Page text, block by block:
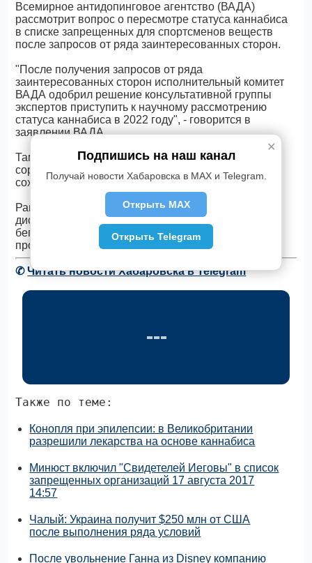
Всемирное антидопинговое агентство (ВАДА)
рассмотрит вопрос о пересмотре статуса каннабиса
в списке запрещенных для спортсменов веществ
после запросов от ряда заинтересованных сторон.
"После получения запросов от ряда
заинтересованных сторон исполнительный комитет
ВАДА одобрил решение консультативной группы
экспертов приступить к научному рассмотрению
статуса каннабиса в 2022 году", - говорится в
заявлении ВАДА.
Там также уточнили, что в настоящее время на
соревнованиях каннабис запрещен, и запрет
сохранится в 2022 году.
Ранее за употребление каннабиса была
дисквалифицирована 21-летняя американская
бегунья Ша'Кэрри Ричардсон. Из-за этого она
пропустила Олимпиаду в Токио.
✆Читать новости Хабаровска в Telegram
Также по теме:
Конопля при эпилепсии: в Великобритании
разрешили лекарства на основе каннабиса
Минюст включил "Свидетелей Иеговы" в список
запрещенных организаций 17 августа 2017
14:57
Чалый: Украина получит $250 млн от США
после выполнения ряда условий
После увольнение Ганна из Disney компанию
✕
Подпишись на наш канал
Получай новости Хабаровска в MAX и Telegram.
Открыть MAX
Открыть Telegram